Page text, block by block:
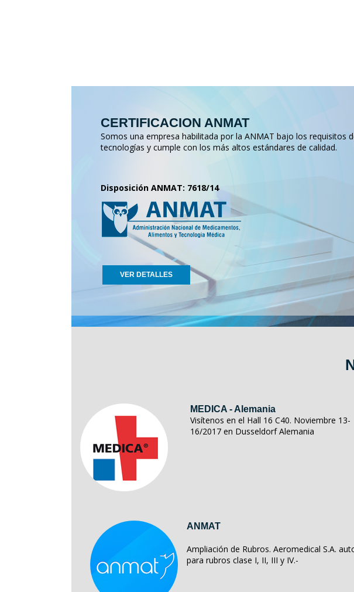
CERTIFICACION ANMAT
Somos una empresa habilitada por la ANMAT bajo los requisitos
tecnologías y cumple con los más altos estándares de calidad.
Disposición ANMAT: 7618/14
VER DETALLES
MEDICA - Alemania
Visítenos en el Hall 16 C40. Noviembre 13-
16/2017 en Dusseldorf Alemania
ANMAT
Ampliación de Rubros. Aeromedical S.A.
para rubros clase I, II, III y IV.-